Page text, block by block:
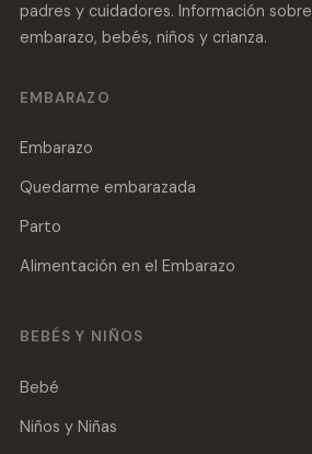
padres y cuidadores. Información sobre
embarazo, bebés, niños y crianza.
EMBARAZO
Embarazo
Quedarme embarazada
Parto
Alimentación en el Embarazo
BEBÉS Y NIÑOS
Bebé
Niños y Niñas